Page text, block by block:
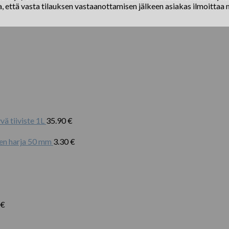
vasta tilauksen vastaanottamisen jälkeen asiakas ilmoittaa
tiiviste 1L 35.90€
harja 50 mm 3.30€
€